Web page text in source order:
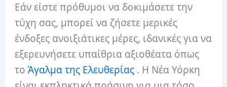
Εάν είστε πρόθυμοι να δοκιμάσετε την
τύχη σας, μπορεί να ζήσετε μερικές
ένδοξες ανοιξιάτικες μέρες, ιδανικές για να
εξερευνήσετε υπαίθρια αξιοθέατα όπως
τοΆγαλμα της Ελευθερίας . Η Νέα Υόρκη